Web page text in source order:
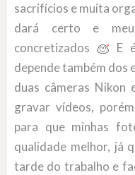
sacrifícios e muita
dará certo e
concretizados
E
depende também dos
duas câmeras Nikon
gravar vídeos,
para que minhas
qualidade melhor, já
tarde do trabalho e